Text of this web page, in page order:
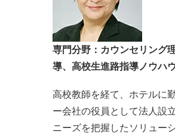
専門分野：カウンセリング
導、高校生進路指導ノウハ
高校教師を経て、ホテルに
ー会社の役員として法人設
ニーズを把握したソリュー